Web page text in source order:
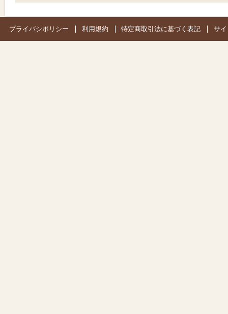
プライバシポリシー 利用規約 特定商取引法に基づく表記 サ